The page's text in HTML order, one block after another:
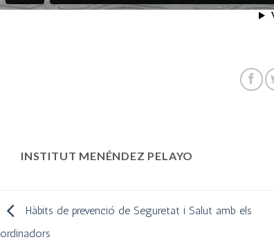
INSTITUT MENÉNDEZ PELAYO
Hàbits de prevenció de Seguretat i Salut amb els
ordinadors